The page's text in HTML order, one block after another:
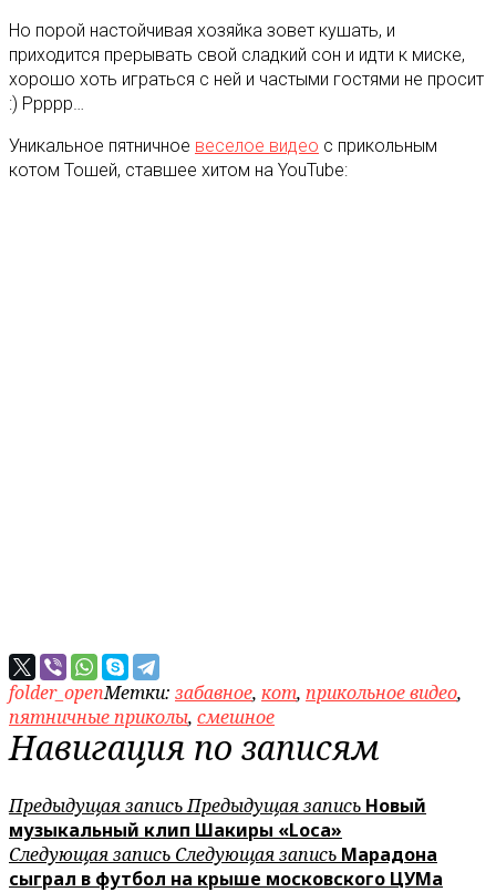
Но порой настойчивая хозяйка зовет кушать, и
приходится прерывать свой сладкий сон и идти к миске,
хорошо хоть играться с ней и частыми гостями не просит
:) Ррррр…
Уникальное пятничное веселое видео с прикольным
котом Тошей, ставшее хитом на YouTube:
folder_openМетки: забавное, кот, прикольное видео,
пятничные приколы, смешное
Навигация по записям
Предыдущая записьПредыдущая запись Новый
музыкальный клип Шакиры «Loca»
Следующая запись Следующая запись Марадона
сыграл в футбол на крыше московского ЦУМа